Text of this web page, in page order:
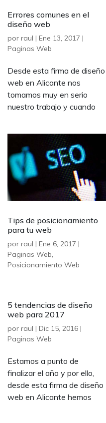
Errores comunes en el
diseño web
por raul | Ene 13, 2017 |
Paginas Web
Desde esta firma de diseño
web en Alicante nos
tomamos muy en serio
nuestro trabajo y cuando
Tips de posicionamiento
para tu web
por raul | Ene 6, 2017 |
Paginas Web,
Posicionamiento Web
5 tendencias de diseño
web para 2017
por raul | Dic 15, 2016 |
Paginas Web
Estamos a punto de
finalizar el año y por ello,
desde esta firma de diseño
web en Alicante hemos